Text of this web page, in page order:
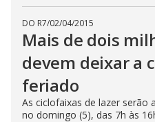
DO R7/02/04/2015
Mais de dois
devem deixar a
feriado
As ciclofaixas de lazer serão
no domingo (5), das 7h às